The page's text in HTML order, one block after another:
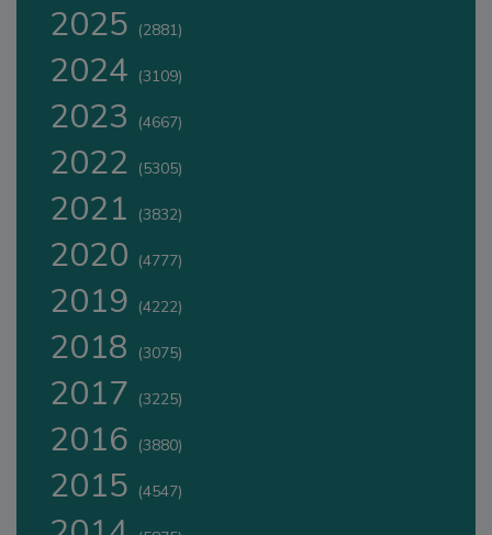
2025 (2881)
2024 (3109)
2023 (4667)
2022 (5305)
2021 (3832)
2020 (4777)
2019 (4222)
2018 (3075)
2017 (3225)
2016 (3880)
2015 (4547)